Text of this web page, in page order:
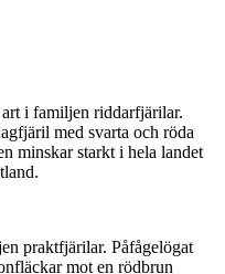
art i familjen riddarfjärilar.
med svarta och röda
minskar starkt i hela landet
praktfjärilar. Påfågelögat
mot en rödbrun